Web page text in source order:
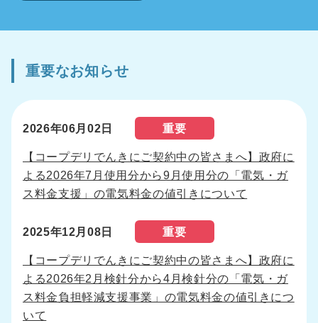
重要なお知らせ
2026年06月02日 重要
【コープデリでんきにご契約中の皆さまへ】政府に
よる2026年7月使用分から9月使用分の「電気・ガ
ス料金支援」の電気料金の値引きについて
2025年12月08日 重要
【コープデリでんきにご契約中の皆さまへ】政府に
よる2026年2月検針分から4月検針分の「電気・ガ
ス料金負担軽減支援事業」の電気料金の値引きにつ
いて